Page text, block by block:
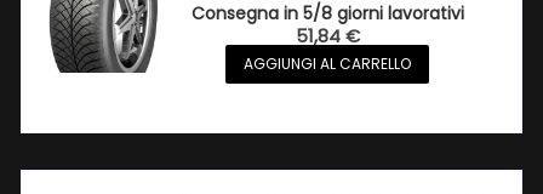
Consegna in 5/8 giorni lavorativi
51,84€
AGGIUNGI AL CARRELLO